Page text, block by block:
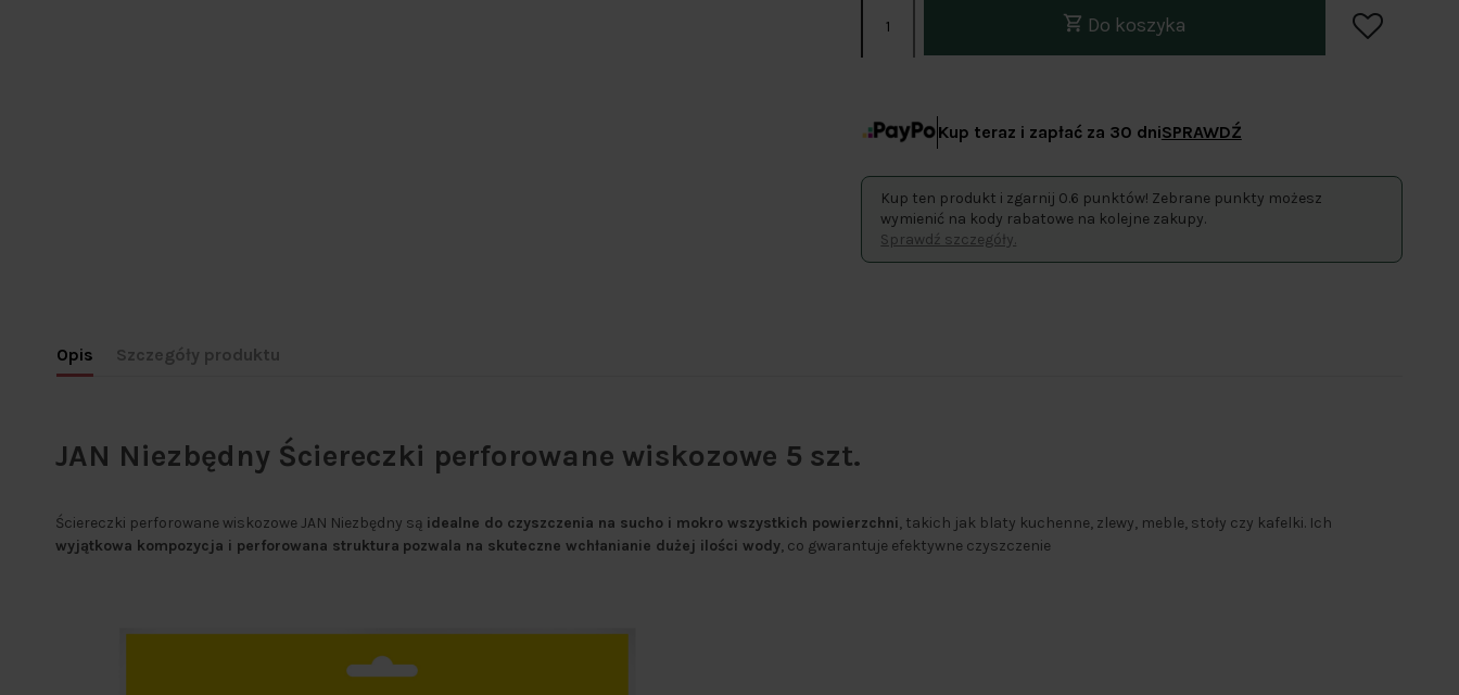
Do koszyka
Kup teraz i zapłać za 30 dniSPRAWDŹ
Kup ten produkt i zgarnij 0.6 punktów! Zebrane punkty możesz
wymienić na kody rabatowe na kolejne zakupy.
Sprawdź szczegóły.
Opis Szczegóły produktu
JAN Niezbędny Ściereczki perforowane wiskozowe 5 szt.
Ściereczki perforowane wiskozowe JAN Niezbędny są idealne do czyszczenia na sucho i mokro wszystkich powierzchni, takich jak blaty kuchenne, zlewy, meble, stoły czy kafelki. Ich
wyjątkowa kompozycja i perforowana struktura pozwala na skuteczne wchłanianie dużej ilości wody, co gwarantuje efektywne czyszczenie